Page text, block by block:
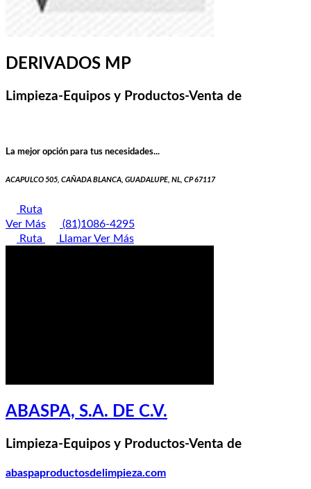
DERIVADOS MP
Limpieza-Equipos y Productos-Venta de
La mejor opción para tus necesidades...
ACAPULCO 505, CAÑADA BLANCA, GUADALUPE, NL, CP 67117
Ruta
Ver Más
(81)1086-4295
Ruta
LlamarVer Más
ABASPA, S.A. DE C.V.
Limpieza-Equipos y Productos-Venta de
abaspaproductosdelimpieza.com